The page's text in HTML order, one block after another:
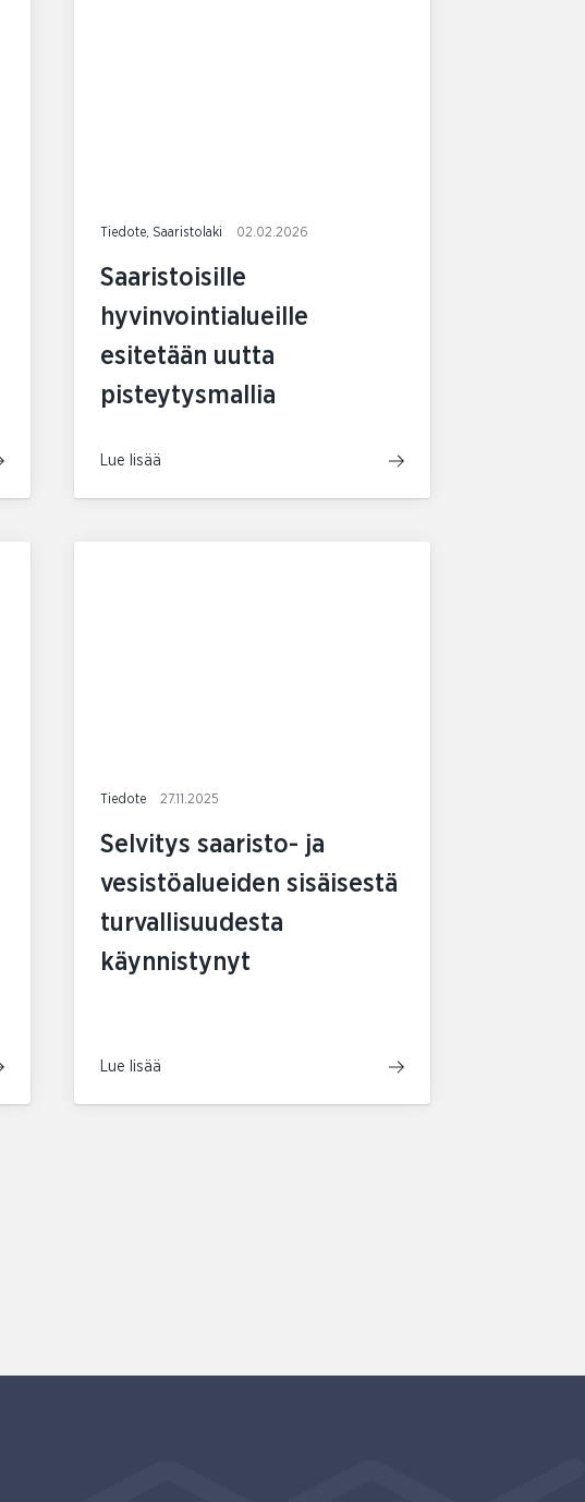
Tiedote, Saaristolaki 02.02.2026
Saaristoisille
hyvinvointialueille
esitetään uutta
pisteytysmallia
Lue lisää
Tiedote 27.11.2025
Selvitys saaristo- ja
vesistöalueiden sisäisestä
turvallisuudesta
käynnistynyt
Lue lisää